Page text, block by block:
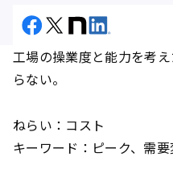
工場の操業度と能力を考
らない。
ねらい：コスト
キーワード：ピーク、需要